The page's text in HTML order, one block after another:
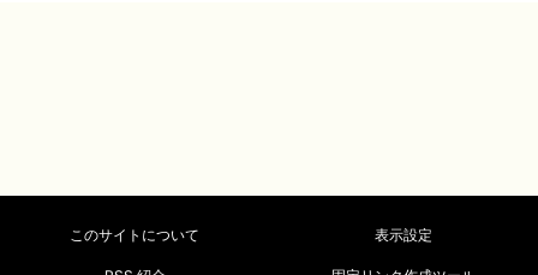
このサイトについて 表示設定